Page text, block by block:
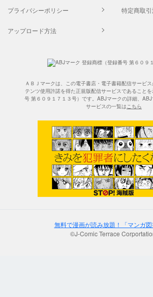
プライバシーポリシー 特定商取
アップロード方法
ＡＢＪマークは、この電子書店・電子書籍配信サービ
テンツ使用許諾を得た正規版配信サービスであること
号 第６０９１７１３号）です。ABJマークの詳細、
サービスの一覧はこちら
無料で漫画が読み放題！「マンガ図
©J-Comic Terrace